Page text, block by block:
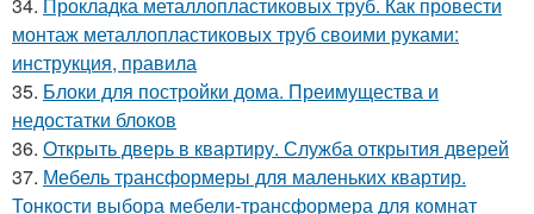
монтаж металлопластиковых труб своими руками:
инструкция, правила
35. Блоки для постройки дома. Преимущества и
недостатки блоков
36. Открыть дверь в квартиру. Служба открытия дверей
37. Мебель трансформеры для маленьких квартир.
Тонкости выбора мебели-трансформера для комнат